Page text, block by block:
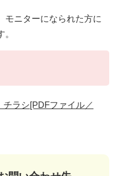
ニターになられた方に
ラシ[PDFファイル／